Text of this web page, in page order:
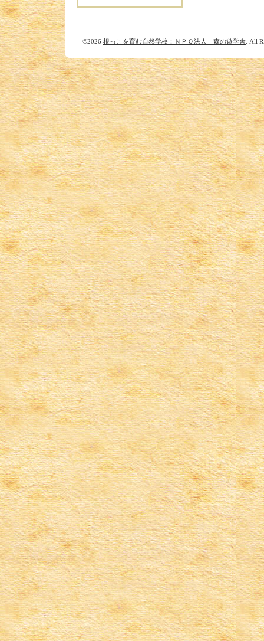
©2026 根っこを育む自然学校：ＮＰＯ法人 森の遊学舎 . All